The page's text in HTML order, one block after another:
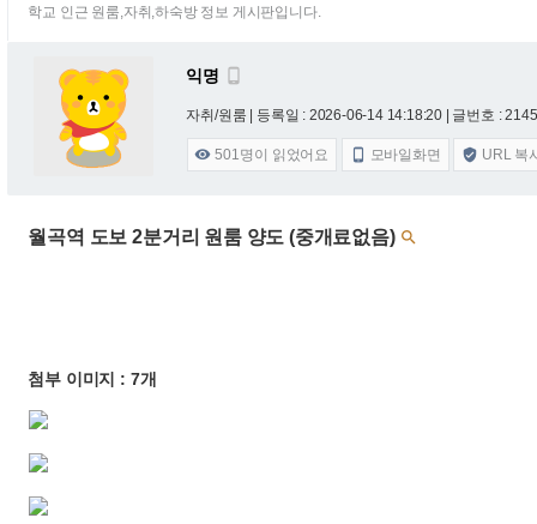
학교 인근 원룸,자취,하숙방 정보 게시판입니다.
익명 
자취/원룸 | 등록일 : 2026-06-14 14:18:20 | 글번호 :
 501명이 읽었어요  모바일화면  URL 복
월곡역 도보 2분거리 원룸 양도 (중개료없음) 
첨부 이미지 : 7개